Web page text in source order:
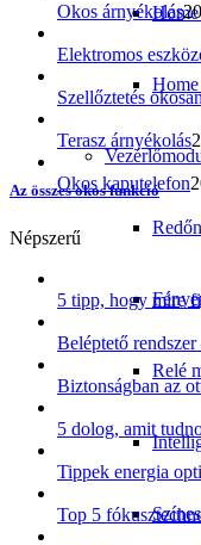
Relé
Okos árnyékolás
Elektromos
Szellőztetés
Terasz árnyékolás
Okos kaputelefon
Az összes okos funkció
Népszerű
5 tipp, hogy mire
Beléptető
Biztonságban az
5 dolog, amit
Tippek energia
Top 5